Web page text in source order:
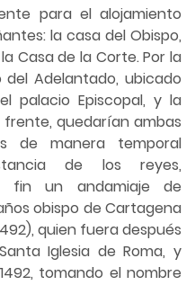
para el alojamiento
la casa del Obispo,
Casa de la Corte. Por la
Adelantado, ubicado
palacio Episcopal, y la
quedarían ambas
de manera temporal
de los reyes,
fin un andamiaje de
obispo de Cartagena
quien fuera después
Iglesia de Roma, y
tomando el nombre